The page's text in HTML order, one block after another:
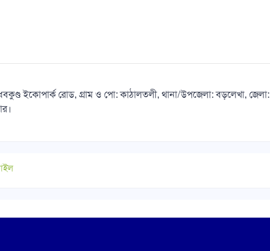
ইকোপার্ক রোড, গ্রাম ও পো: কাঠালতলী, থানা/উপজেলা: বড়লেখা, জেলা: